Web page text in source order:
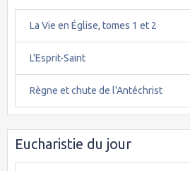
La Vie en Église, tomes 1 et 2
L'Esprit-Saint
Règne et chute de l'Antéchrist
Eucharistie du jour